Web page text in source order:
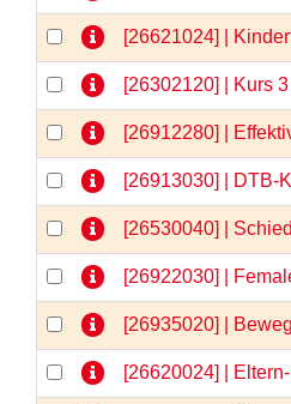
[26621024] |
[26302120] | Kurs
[26912280] |
[26913030] | DTB-
[26530040] |
[26922030] |
[26935020] |
[26620024] |